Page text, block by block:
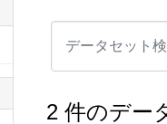
2 件のデー